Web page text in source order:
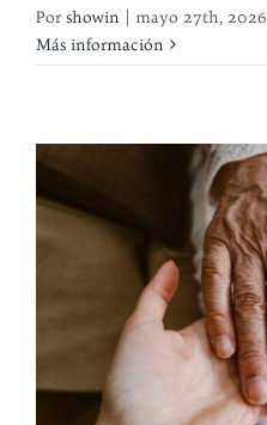
Porshowin mayo 27th, 2026
Más información